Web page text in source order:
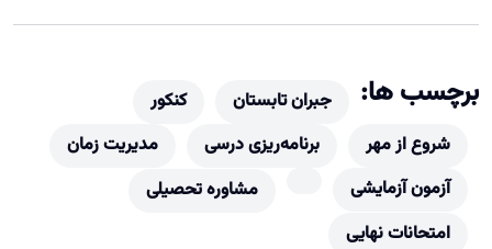
برچسب ها: جبران تابستان
کنکور
شروع از مهر
برنامه‌ریزی درسی
مدیریت زمان
آزمون آزمایشی
مشاوره تحصیلی
امتحانات نهایی